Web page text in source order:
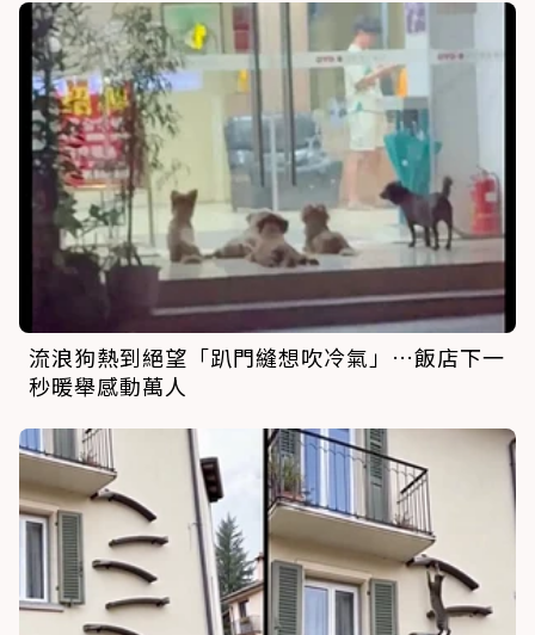
流浪狗熱到絕望「趴門縫想吹冷氣」…飯店下一
秒暖舉感動萬人